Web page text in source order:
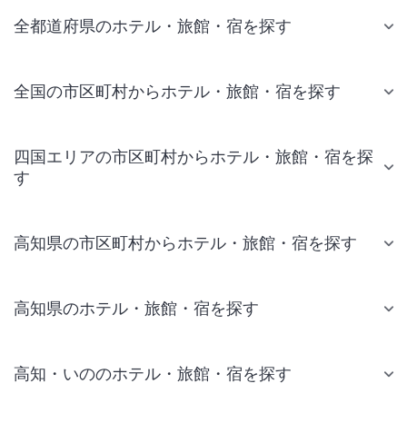
全都道府県のホテル・旅館・宿を探す
全国の市区町村からホテル・旅館・宿を探す
四国エリアの市区町村からホテル・旅館・宿を探
す
高知県の市区町村からホテル・旅館・宿を探す
高知県のホテル・旅館・宿を探す
高知・いののホテル・旅館・宿を探す